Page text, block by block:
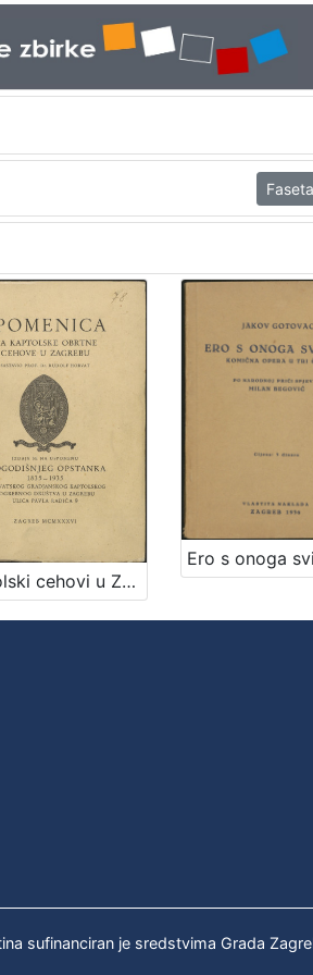
Faseta
Kaptolski cehovi u Zagrebu / napisao Rudolf Horvat
sufinanciran je sredstvima Grada